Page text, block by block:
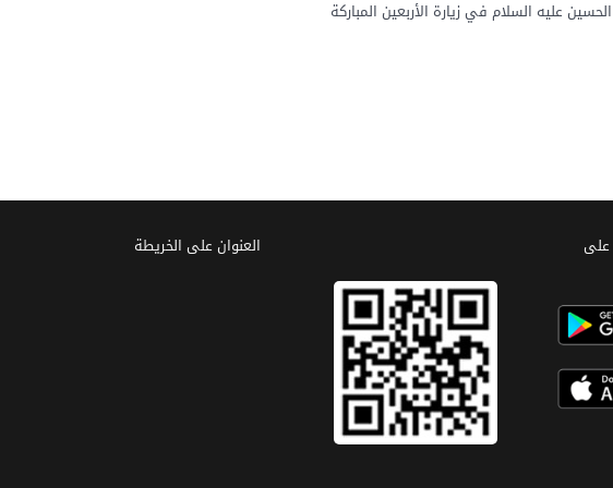
عليه السلام في زيارة الأربعين المباركة
على العنوان علی الخریطة